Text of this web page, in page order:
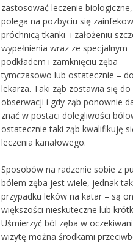
zastosować leczenie
polega na pozbyciu się
próchnicą tkanki i założeniu
wypełnienia wraz ze specjalnym
podkładem i zamknięciu zęba
tymczasowo lub ostatecznie –
lekarza. Taki ząb zostawia się do
obserwacji i gdy ząb ponownie
znać w postaci dolegliwości
ostatecznie taki ząb kwalifikuję
leczenia kanałowego.
Sposobów na radzenie sobie z
bólem zęba jest wiele, jednak
przypadku leków na katar – są
większości nieskuteczne lub
Uśmierzyć ból zęba w
wizytę można środkami